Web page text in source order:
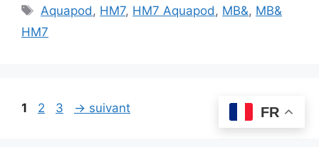
Étiquettes
Aquapod, HM7, HM7 Aquapod, MB&, MB&
HM7
Page
1 Page
2 Page
3 → suivant FR